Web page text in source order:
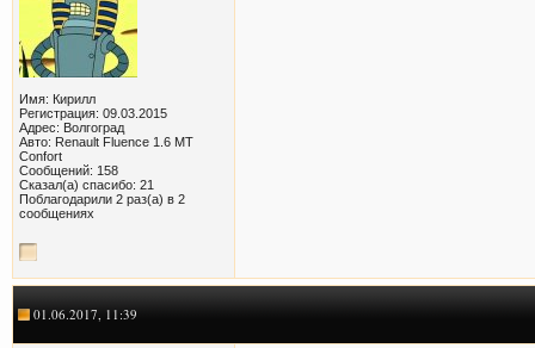
Имя: Кирилл
Регистрация: 09.03.2015
Адрес: Волгоград
Авто: Renault Fluence 1.6 MT
Confort
Сообщений: 158
Сказал(а) спасибо: 21
Поблагодарили 2 раз(а) в 2
сообщениях
01.06.2017, 11:39